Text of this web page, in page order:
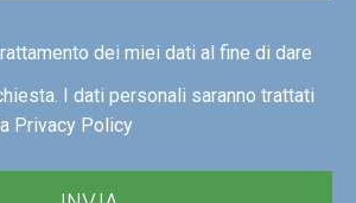
dei miei dati al fine di dare
I dati personali saranno trattati
Privacy Policy